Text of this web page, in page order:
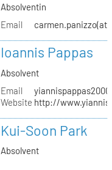
Absolventin
Email
Ioannis Pappas
Absolvent
Email
Website http://
Kui-Soon Park
Absolvent